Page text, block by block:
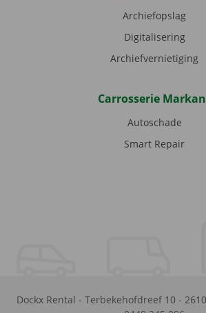
Archiefopslag
Digitalisering
Archiefvernietiging
Carrosserie
Autoschade
Smart Repair
Dockx Rental - Terbekehofdreef 10 - 2610